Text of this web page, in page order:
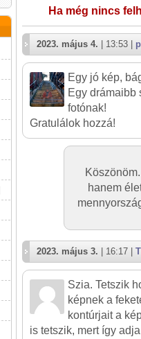
Ha még nincs
2023. május 4. | 13:53 |
Egy jó kép,
Egy drámaibb
fotónak!
Gratulálok hozzá!
hanem
2023. május 3. | 16:17 |
Szia. Tetszik
képnek a
kontúrjait a
is tetszik, mert így